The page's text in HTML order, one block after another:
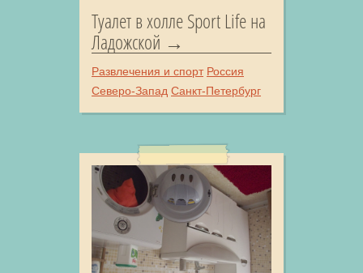
Туалет в холле Sport Life на
Ладожской
Развлечения и спорт Россия
Северо-Запад Санкт-Петербург